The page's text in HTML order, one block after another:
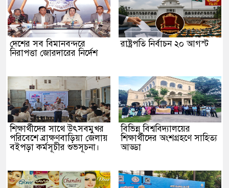
দেশের সব বিমানবন্দরে
নিরাপত্তা জোরদারের নির্দেশ
রাষ্ট্রপতি নির্বাচন ২০ আগস্ট
শিক্ষার্থীদের সাথে উৎসবমুখর
পরিবেশে ব্রাক্ষণবাড়িয়া জেলায়
বইপড়া কর্মসূচীর শুভসূচনা।
বিভিন্ন বিশ্ববিদ্যালয়ের
শিক্ষার্থীদের অংশগ্রহণে সাহিত্য
আড্ডা